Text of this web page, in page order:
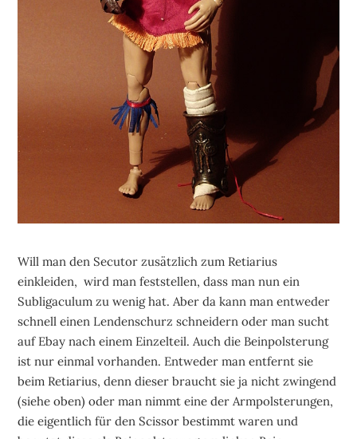
Will man den Secutor zusätzlich zum Retiarius
einkleiden, wird man feststellen, dass man nun ein
Subligaculum zu wenig hat. Aber da kann man entweder
schnell einen Lendenschurz schneidern oder man sucht
auf Ebay nach einem Einzelteil. Auch die Beinpolsterung
ist nur einmal vorhanden. Entweder man entfernt sie
beim Retiarius, denn dieser braucht sie ja nicht zwingend
(siehe oben) oder man nimmt eine der Armpolsterungen,
die eigentlich für den Scissor bestimmt waren und